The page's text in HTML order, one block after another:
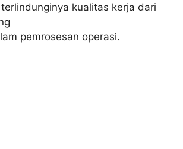
kualitas kerja dari
pemrosesan operasi.